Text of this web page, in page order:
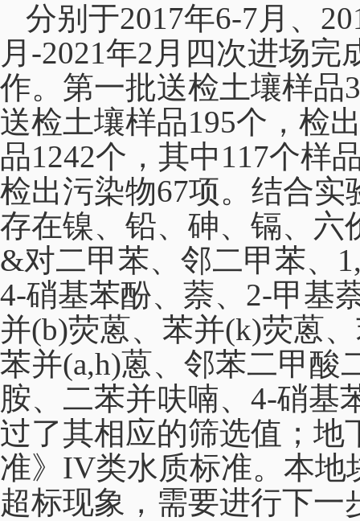
分别于2017年6-7月、
月-2021年2月四次进场
作。第一批送检土壤样品
送检土壤样品195个，检
品1242个，其中117个样
检出污染物67项。结合
存在镍、铅、砷、镉、六
&对二甲苯、邻二甲苯、
4-硝基苯酚、萘、2-甲基
并(b)荧蒽、苯并(k)荧蒽
苯并(a,h)蒽、邻苯二甲酸
胺、二苯并呋喃、4-硝基
过了其相应的筛选值；地
准》IV类水质标准。本地
超标现象，需要进行下一